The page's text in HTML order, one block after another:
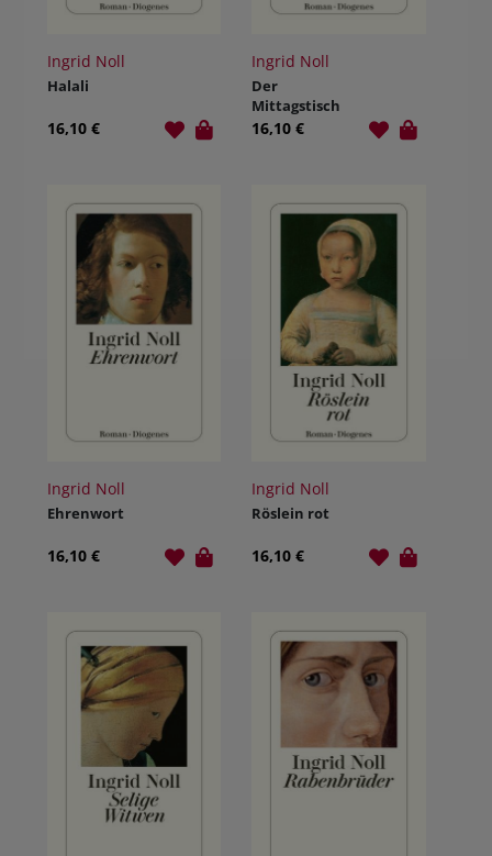
Ingrid Noll
Halali
16,10 €
Ingrid Noll
Der
Mittagstisch
16,10 €
Ingrid Noll
Ehrenwort
16,10 €
Ingrid Noll
Röslein rot
16,10 €